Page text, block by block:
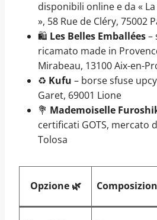
disponibili online e da «
», 58 Rue de Cléry, 75002
🛍️ Les Belles Emballées–
ricamato made in
Mirabeau, 13100 Aix-en-
♻️ Kufu – borse sfuse
Garet, 69001 Lione
💐 Mademoiselle
certificati GOTS, mercato
Tolosa
Opzione 🌿